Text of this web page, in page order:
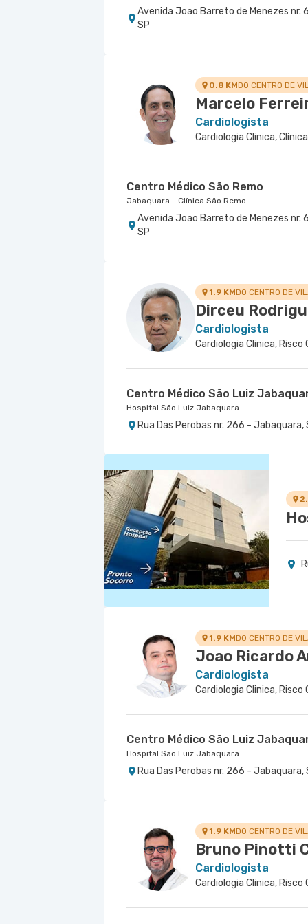
Avenida Joao Barreto de Menezes nr.
SP
0.8 KMDO CENTRO DE
Marcelo
Cardiologista
Centro Médico São Remo
Jabaquara - Clínica São Remo
Avenida Joao Barreto de Menezes nr.
SP
1.9 KMDO CENTRO DE
Dirceu
Cardiologista
Centro Médico São Luiz
Hospital São Luiz Jabaquara
Rua Das Perobas nr. 266 - Jabaquara,
1.9 KMDO CENTRO DE
Joao Ricardo
Cardiologista
Centro Médico São Luiz
Hospital São Luiz Jabaquara
Rua Das Perobas nr. 266 - Jabaquara,
1.9 KMDO CENTRO DE
Bruno Pinotti
Cardiologista